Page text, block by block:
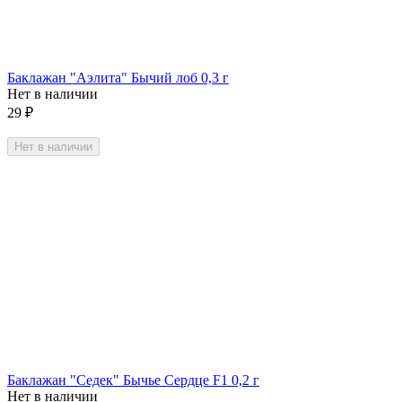
Баклажан "Аэлита" Бычий лоб 0,3 г
Нет в наличии
29 ₽
Нет в наличии
Баклажан "Седек" Бычье Сердце F1 0,2 г
Нет в наличии